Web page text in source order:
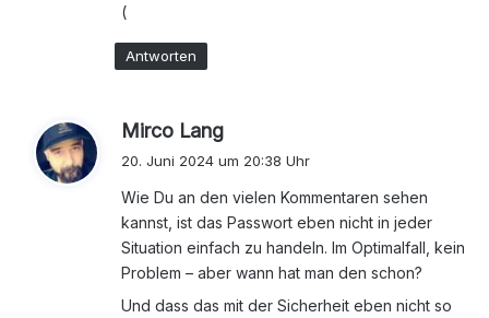
(
Antworten
Mirco Lang
t
20. Juni 2024 um 20:38 Uhr
Wie Du an den vielen Kommentaren sehen
kannst, ist das Passwort eben nicht in jeder
Situation einfach zu handeln. Im Optimalfall, kein
Problem – aber wann hat man den schon?
Und dass das mit der Sicherheit eben nicht so